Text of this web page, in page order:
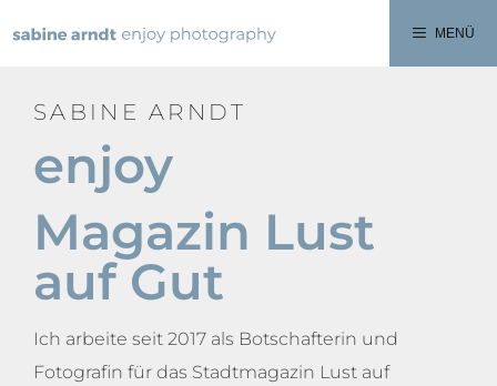
MENÜ
SABINE ARNDT​
enjoy
Magazin Lust
auf Gut
Ich arbeite seit 2017 als Botschafterin und
Fotografin für das Stadtmagazin Lust auf